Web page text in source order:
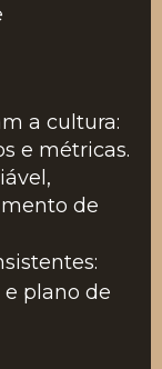
a cultura:
e métricas.
de
plano de